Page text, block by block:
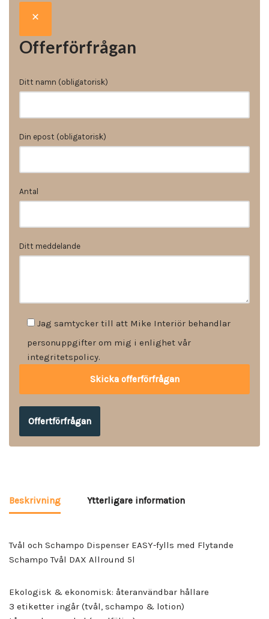
Offerförfrågan
Ditt namn (obligatorisk)
Din epost (obligatorisk)
Antal
Ditt meddelande
Jag samtycker till att Mike Interiör behandlar
personuppgifter om mig i enlighet vår
integritetspolicy.
Offertförfrågan
Beskrivning Ytterligare information
Tvål och Schampo Dispenser EASY-fylls med Flytande
Schampo Tvål DAX Allround 5l
Ekologisk & ekonomisk: återanvändbar hållare
3 etiketter ingår (tvål, schampo & lotion)